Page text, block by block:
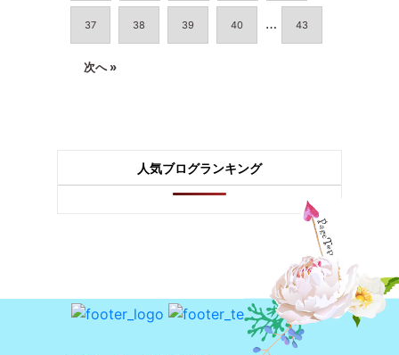
37 38 39 40 … 43
次へ »
人気ブログランキング